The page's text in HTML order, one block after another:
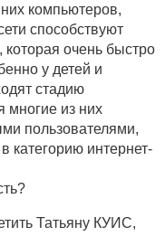
компьютеров,
способствуют
очень быстро
у детей и
стадию
многие из них
пользователями,
категорию интернет-
Татьяну КУИС,